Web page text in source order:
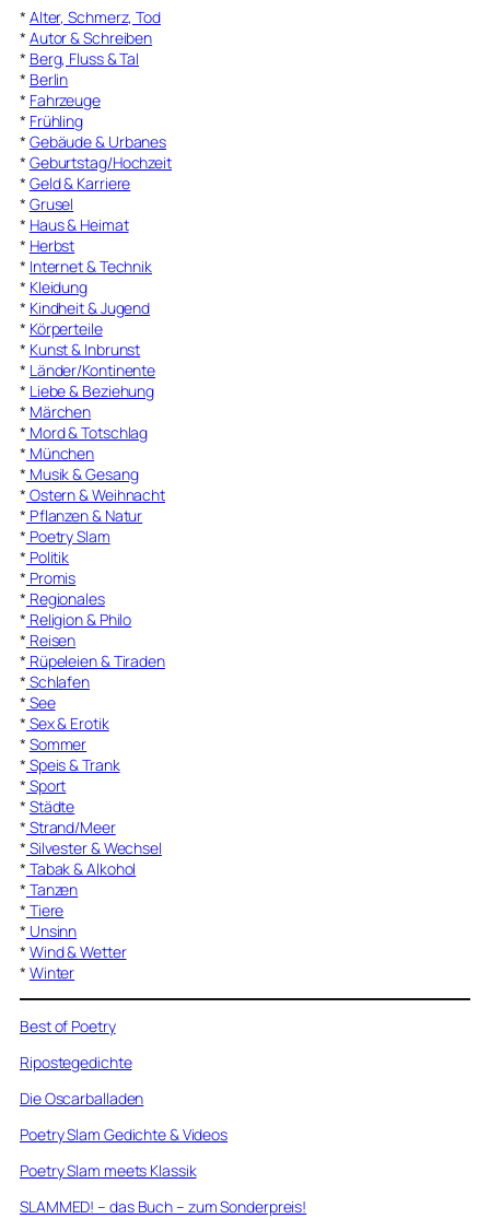
* Alter, Schmerz, Tod
* Autor & Schreiben
* Berg, Fluss & Tal
* Berlin
* Fahrzeuge
* Frühling
* Gebäude & Urbanes
* Geburtstag/Hochzeit
* Geld & Karriere
* Grusel
* Haus & Heimat
* Herbst
* Internet & Technik
* Kleidung
* Kindheit & Jugend
* Körperteile
* Kunst & Inbrunst
* Länder/Kontinente
* Liebe & Beziehung
* Märchen
* Mord & Totschlag
* München
* Musik & Gesang
* Ostern & Weihnacht
* Pflanzen & Natur
* Poetry Slam
* Politik
* Promis
* Regionales
* Religion & Philo
* Reisen
* Rüpeleien & Tiraden
* Schlafen
* See
* Sex & Erotik
* Sommer
* Speis & Trank
* Sport
* Städte
* Strand/Meer
* Silvester & Wechsel
* Tabak & Alkohol
* Tanzen
* Tiere
* Unsinn
* Wind & Wetter
* Winter
Best of Poetry
Ripostegedichte
Die Oscarballaden
Poetry Slam Gedichte & Videos
Poetry Slam meets Klassik
SLAMMED! – das Buch – zum Sonderpreis!